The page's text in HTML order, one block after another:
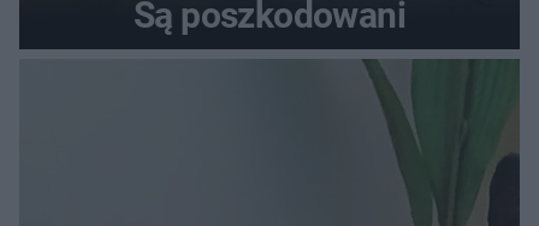
Są poszkodowani